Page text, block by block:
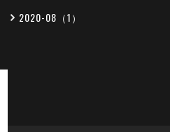
2020-08（1）